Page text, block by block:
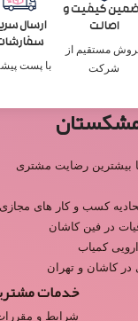
کیفیت و
اصالت
مستقیم از
شرکت
ارسال
با پست
مشکستان
بیشترین رضایت مشتری
کسب و کار های مجازی
در فین کاشان
کمیاب
کاشان و تهران
خدمات
شرایط و